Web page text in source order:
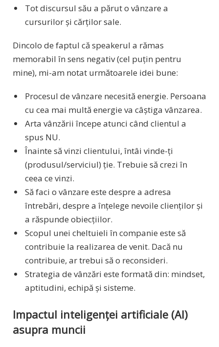
Tot discursul său a părut o vânzare a
cursurilor și cărților sale.
Dincolo de faptul că speakerul a rămas
memorabil în sens negativ (cel puțin pentru
mine), mi-am notat următoarele idei bune:
Procesul de vânzare necesită energie. Persoana
cu cea mai multă energie va câștiga vânzarea.
Arta vânzării începe atunci când clientul a
spus NU.
Înainte să vinzi clientului, întâi vinde-ți
(produsul/serviciul) ție. Trebuie să crezi în
ceea ce vinzi.
Să faci o vânzare este despre a adresa
întrebări, despre a înțelege nevoile clienților și
a răspunde obiecțiilor.
Scopul unei cheltuieli în companie este să
contribuie la realizarea de venit. Dacă nu
contribuie, ar trebui să o reconsideri.
Strategia de vânzări este formată din: mindset,
aptitudini, echipă și sisteme.
Impactul inteligenței artificiale (AI)
asupra muncii